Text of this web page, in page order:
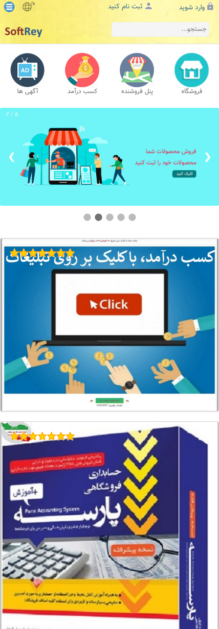
وارد شوید ثبت نام کنید fa
فروشگاه پنل فروشنده کسب درآمد آگهی ها
2 / 5
❮
❯